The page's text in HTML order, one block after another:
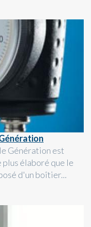
Génération est
plus élaboré que le
d'un boîtier...